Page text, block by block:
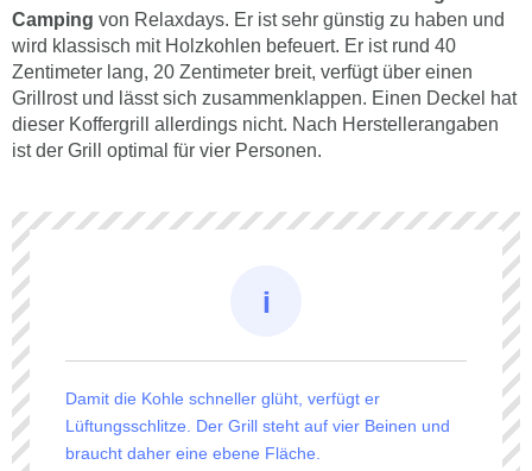
Camping von Relaxdays. Er ist sehr günstig zu haben und
wird klassisch mit Holzkohlen befeuert. Er ist rund 40
Zentimeter lang, 20 Zentimeter breit, verfügt über einen
Grillrost und lässt sich zusammenklappen. Einen Deckel hat
dieser Koffergrill allerdings nicht. Nach Herstellerangaben
ist der Grill optimal für vier Personen.
Damit die Kohle schneller glüht, verfügt er
Lüftungsschlitze. Der Grill steht auf vier Beinen und
braucht daher eine ebene Fläche.